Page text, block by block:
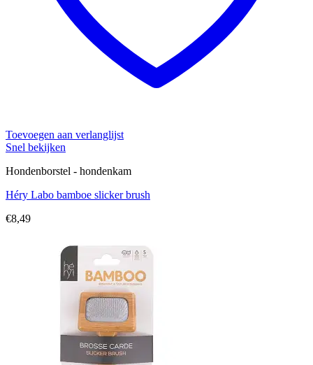
Toevoegen aan verlanglijst
Snel bekijken
Hondenborstel - hondenkam
Héry Labo bamboe slicker brush
€8,49